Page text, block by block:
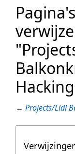
← Projects/Lidl